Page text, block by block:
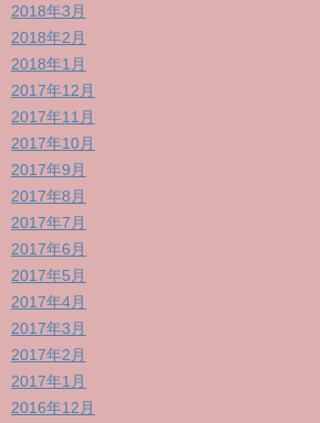
2018年3月
2018年2月
2018年1月
2017年12月
2017年11月
2017年10月
2017年9月
2017年8月
2017年7月
2017年6月
2017年5月
2017年4月
2017年3月
2017年2月
2017年1月
2016年12月